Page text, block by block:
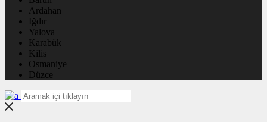
Ardahan
Iğdır
Yalova
Karabük
Kilis
Osmaniye
Düzce